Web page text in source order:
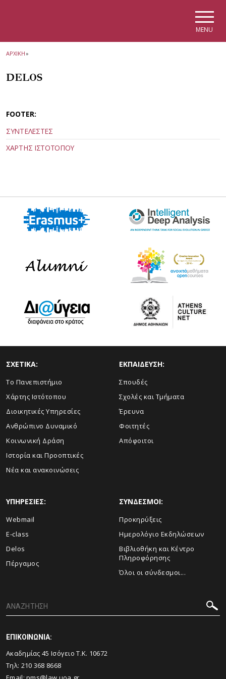
MENU
ΑΡΧΙΚΗ»
DELOS
FOOTER:
ΣΥΝΤΕΛΕΣΤΕΣ
ΧΑΡΤΗΣ ΙΣΤΟΤΟΠΟΥ
ΣΧΕΤΙΚΑ:
Το Πανεπιστήμιο
Χάρτης Ιστότοπου
Διοικητικές Υπηρεσίες
Ανθρώπινο Δυναμικό
Κοινωνική Δράση
Ιστορία και Προοπτικές
Νέα και ανακοινώσεις
ΕΚΠΑΙΔΕΥΣΗ:
Σπουδές
Σχολές και Τμήματα
Έρευνα
Φοιτητές
Απόφοιτοι
ΥΠΗΡΕΣΙΕΣ:
Webmail
E-class
Delos
Πέργαμος
ΣΥΝΔΕΣΜΟΙ:
Προκηρύξεις
Ημερολόγιο Εκδηλώσεων
Βιβλιοθήκη και Κέντρο
Πληροφόρησης
Όλοι οι σύνδεσμοι...
ΕΠΙΚΟΙΝΩΝΙΑ:
Ακαδημίας 45 Ισόγειο T.K. 10672
Τηλ: 210 368 8668